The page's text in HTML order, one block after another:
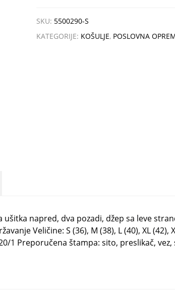
količina
SKU: 5500290-S
KATEGORIJE: KOŠULJE, POSLOVNA
napred, dva pozadi, džep sa leve
Veličine: S (36), M (38), L (40), XL (42),
1 Preporučena štampa: sito, preslikač,